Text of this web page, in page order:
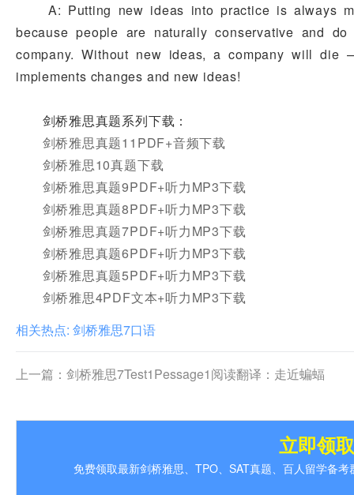
A: Putting new ideas into practice is always
because people are naturally conservative and
company. Without new ideas, a company will
implements changes and new ideas!
剑桥雅思真题系列下载：
剑桥雅思真题11PDF+音频下载
剑桥雅思10真题下载
剑桥雅思真题9PDF+听力MP3下载
剑桥雅思真题8PDF+听力MP3下载
剑桥雅思真题7PDF+听力MP3下载
剑桥雅思真题6PDF+听力MP3下载
剑桥雅思真题5PDF+听力MP3下载
剑桥雅思4PDF文本+听力MP3下载
相关热点: 剑桥雅思7口语
上一篇： 剑桥雅思7Test1Pessage1阅读翻译：走近蝙蝠
立即领
免费领取最新剑桥雅思、TPO、SAT真题、百人留学备